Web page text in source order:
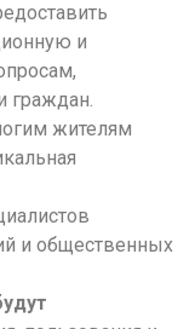
и
граждан.
жителям
и общественных